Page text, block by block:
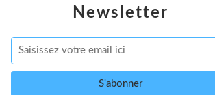
Newsletter